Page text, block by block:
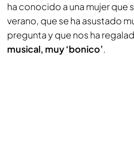
ha conocido a una mujer que
verano, que se ha asustado
pregunta y que nos ha
musical, muy ‘bonico’.